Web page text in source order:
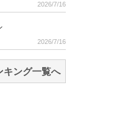
2026/7/16
2026/7/16
キング一覧へ